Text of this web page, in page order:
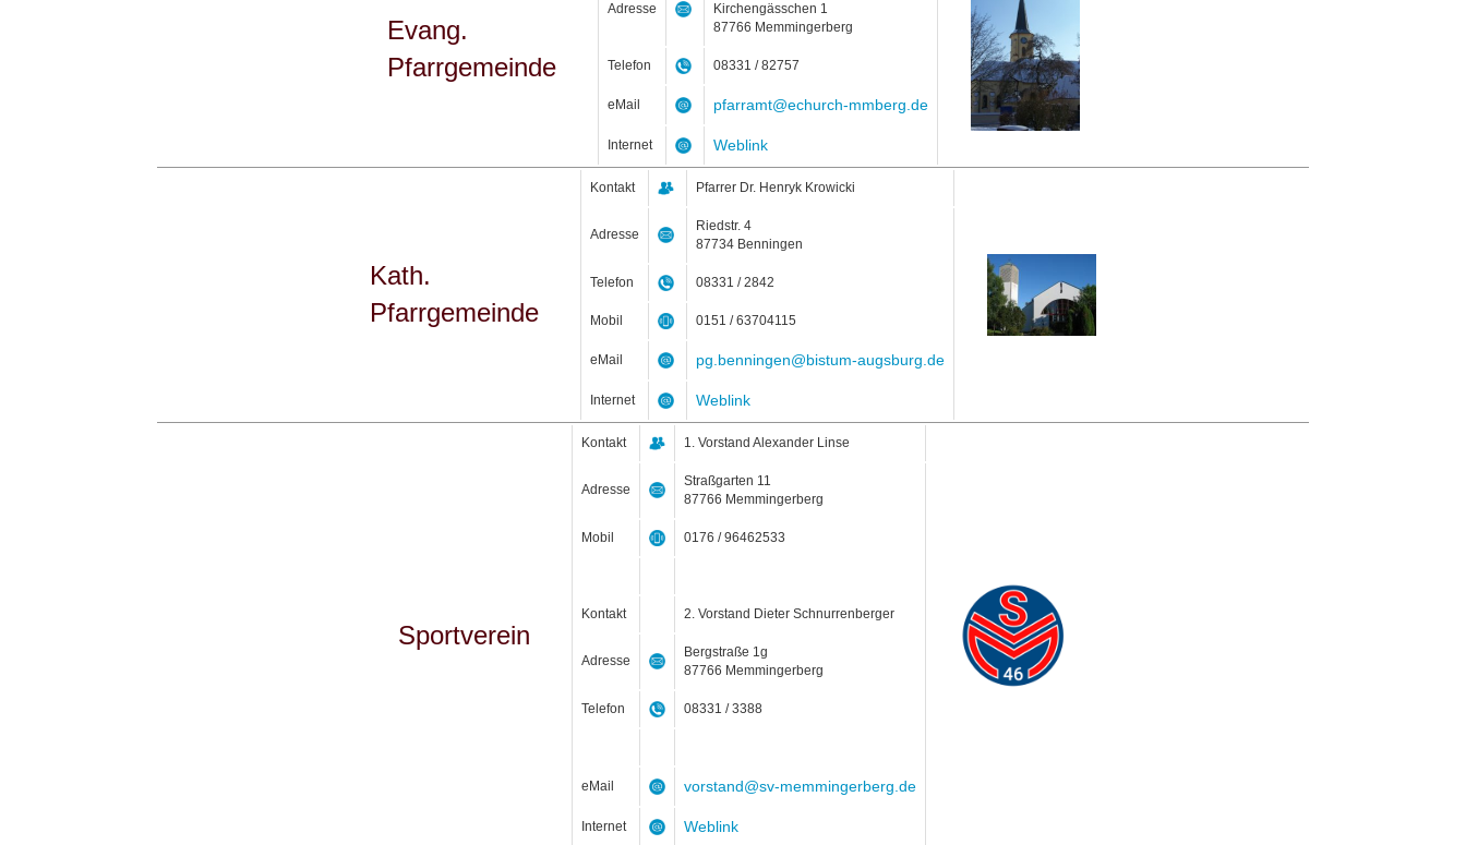
Evang.
Pfarrgemeinde
Adresse
Kirchengässchen 1
87766 Memmingerberg
Telefon 08331 / 82757
eMail pfarramt@echurch-mmberg.de
Internet Weblink
Kath.
Pfarrgemeinde
Kontakt Pfarrer Dr. Henryk Krowicki
Adresse
Riedstr. 4
87734 Benningen
Telefon 08331 / 2842
Mobil 0151 / 63704115
eMail pg.benningen@bistum-augsburg.de
Internet Weblink
Sportverein
Kontakt 1. Vorstand Alexander Linse
Adresse
Straßgarten 11
87766 Memmingerberg
Mobil 0176 / 96462533
Kontakt 2. Vorstand Dieter Schnurrenberger
Adresse
Bergstraße 1g
87766 Memmingerberg
Telefon 08331 / 3388
eMail vorstand@sv-memmingerberg.de
Internet Weblink